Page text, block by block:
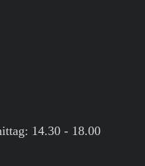
14.30 - 18.00